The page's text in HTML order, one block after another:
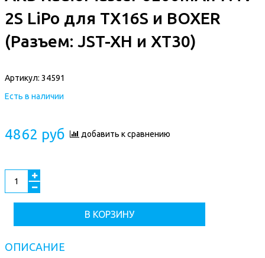
2S LiPo для TX16S и BOXER
(Разъем: JST-XH и XT30)
Артикул: 34591
Есть в наличии
4862 руб добавить к сравнению
В КОРЗИНУ
ОПИСАНИЕ